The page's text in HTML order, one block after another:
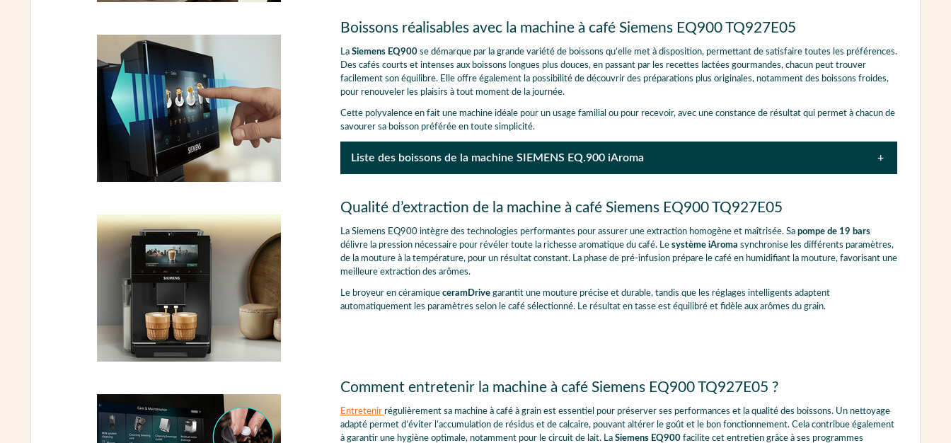
Boissons réalisables avec la machine à café Siemens EQ900 TQ927E05
La Siemens EQ900se démarque par la grande variété de boissons qu’elle met à disposition, permettant de satisfaire toutes les préférences.
Des cafés courts et intenses aux boissons longues plus douces, en passant par les recettes lactées gourmandes, chacun peut trouver
facilement son équilibre. Elle offre également la possibilité de découvrir des préparations plus originales, notamment des boissons froides,
pour renouveler les plaisirs à tout moment de la journée.
Cette polyvalence en fait une machine idéale pour un usage familial ou pour recevoir, avec une constance de résultat qui permet à chacun de
savourer sa boisson préférée en toute simplicité.
Liste des boissons de la machine SIEMENS EQ.900 iAroma
Crema caffè
Caffè Grande Infusion froide
Macchiato à infusion froide
Espresso doppio
Espresso Macchiato Espresso
Flat white
Mousse de lait
Lait chaud Eau chaude
Eau chaude XL
Taza de café
Kleiner Brauner Koffie verkeerd
Latte Macchiato
Latte macchiato XL
Ristretto
Boissons supplémentaires disponibles via l’application :
Qualité d’extraction de la machine à café Siemens EQ900 TQ927E05
La Siemens EQ900 intègre des technologies performantes pour assurer une extraction homogène et maîtrisée. Sapompe de 19 bars
délivre la pression nécessaire pour révéler toute la richesse aromatique du café. Lesystème iAroma synchronise les différents paramètres,
de la mouture à la température, pour un résultat constant. La phase de pré-infusion prépare le café en humidifiant la mouture, favorisant une
meilleure extraction des arômes.
Le broyeur en céramique ceramDrivegarantit une mouture précise et durable, tandis que les réglages intelligents adaptent
automatiquement les paramètres selon le café sélectionné. Le résultat en tasse est équilibré et fidèle aux arômes du grain.
Comment entretenir la machine à café Siemens EQ900 TQ927E05 ?
Entretenir régulièrement sa machine à café à grain est essentiel pour préserver ses performances et la qualité des boissons. Un nettoyage
adapté permet d’éviter l’accumulation de résidus et de calcaire, pouvant altérer le goût et le bon fonctionnement. Cela contribue également
à garantir une hygiène optimale, notamment pour le circuit de lait. LaSiemens EQ900facilite cet entretien grâce à ses programmes